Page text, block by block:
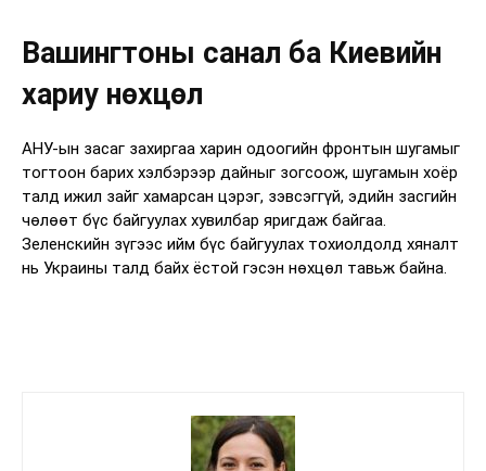
Вашингтоны санал ба Киевийн
хариу нөхцөл
АНУ-ын засаг захиргаа харин одоогийн фронтын шугамыг
тогтоон барих хэлбэрээр дайныг зогсоож, шугамын хоёр
талд ижил зайг хамарсан цэрэг, зэвсэггүй, эдийн засгийн
чөлөөт бүс байгуулах хувилбар яригдаж байгаа.
Зеленскийн зүгээс ийм бүс байгуулах тохиолдолд хяналт
нь Украины талд байх ёстой гэсэн нөхцөл тавьж байна.